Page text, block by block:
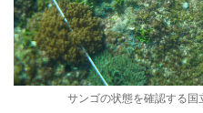
サンゴの状態を確認する